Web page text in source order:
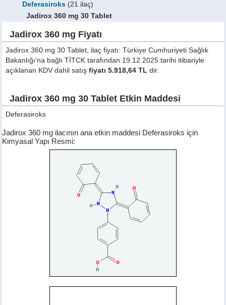
Deferasiroks (21 ilaç)
Jadirox 360 mg 30 Tablet
Jadirox 360 mg Fiyatı
Jadirox 360 mg 30 Tablet, ilaç fiyatı: Türkiye Cumhuriyeti Sağlık
Bakanlığı'na bağlı TİTCK tarafından 19.12.2025 tarihi itibariyle
açıklanan KDV dahil satışfiyatı 5.918,64 TL dir.
Jadirox 360 mg 30 Tablet Etkin Maddesi
Deferasiroks
Jadirox 360 mg ilacının ana etkin maddesi Deferasiroks için
Kimyasal Yapı Resmi: